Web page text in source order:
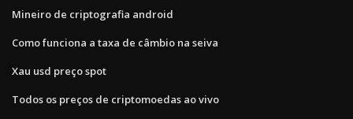
Mineiro de criptografia android
Como funciona a taxa de câmbio na seiva
Xau usd preço spot
Todos os preços de criptomoedas ao vivo